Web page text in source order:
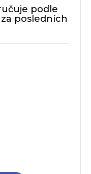
podle
posledních